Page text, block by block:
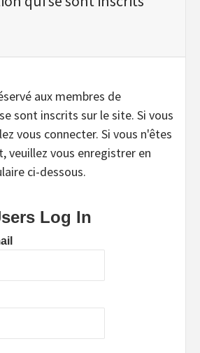
aux membres de
sont inscrits sur le site. Si vous
vous connecter. Si vous n'êtes
veuillez vous enregistrer en
ci-dessous.
Log In